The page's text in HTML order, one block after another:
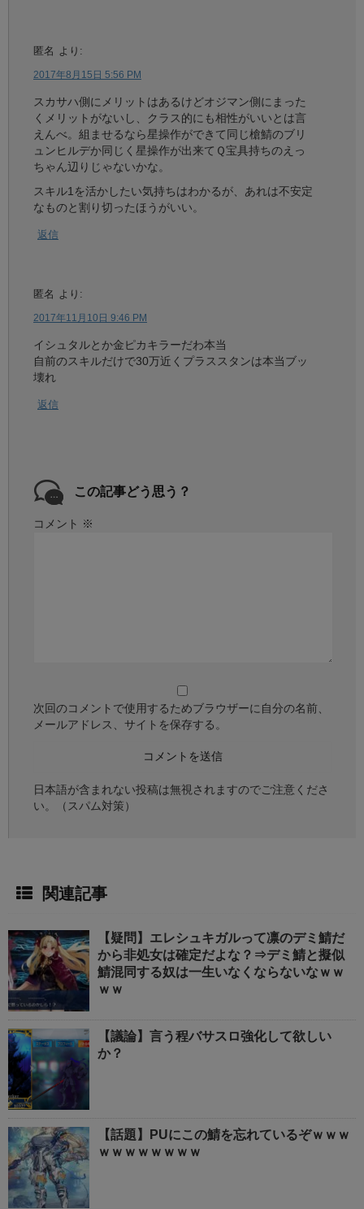
匿名 より:
2017年8月15日 5:56 PM
スカサハ側にメリットはあるけどオジマン側にまった
くメリットがないし、クラス的にも相性がいいとは言
えんべ。組ませるなら星操作ができて同じ槍鯖のブリ
ュンヒルデか同じく星操作が出来てＱ宝具持ちのえっ
ちゃん辺りじゃないかな。
スキル1を活かしたい気持ちはわかるが、あれは不安定
なものと割り切ったほうがいい。
返信
匿名 より:
2017年11月10日 9:46 PM
イシュタルとか金ピカキラーだわ本当
自前のスキルだけで30万近くプラススタンは本当ブッ
壊れ
返信
この記事どう思う？
コメント ※
次回のコメントで使用するためブラウザーに自分の名前、
メールアドレス、サイトを保存する。
日本語が含まれない投稿は無視されますのでご注意くださ
い。（スパム対策）
関連記事
【疑問】エレシュキガルって凛のデミ鯖だ
から非処女は確定だよな？⇒デミ鯖と擬似
鯖混同する奴は一生いなくならないなｗｗ
ｗｗ
【議論】言う程バサスロ強化して欲しい
か？
【話題】PUにこの鯖を忘れているぞｗｗｗ
ｗｗｗｗｗｗｗｗ